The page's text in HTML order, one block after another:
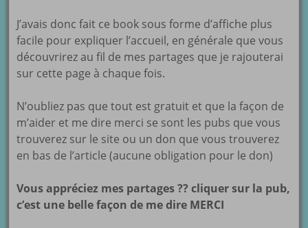
J’avais donc fait ce book sous forme d’affiche plus
facile pour expliquer l’accueil, en générale que vous
découvrirez au fil de mes partages que je rajouterai
sur cette page à chaque fois.
N’oubliez pas que tout est gratuit et que la façon de
m’aider et me dire merci se sont les pubs que vous
trouverez sur le site ou un don que vous trouverez
en bas de l’article (aucune obligation pour le don)
Vous appréciez mes partages ?? cliquer sur la pub,
c’est une belle façon de me dire MERCI